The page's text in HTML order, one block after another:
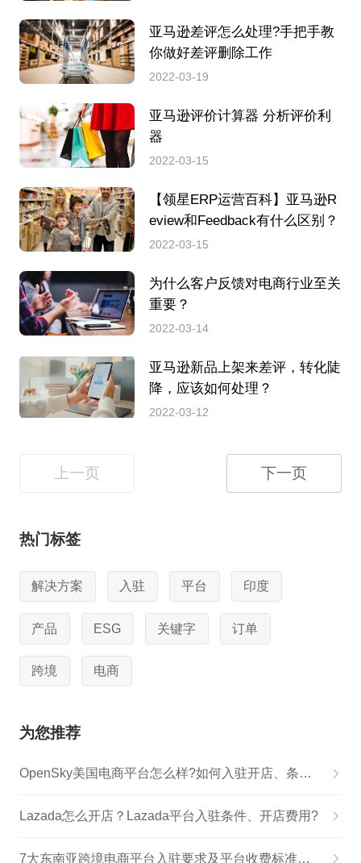
亚马逊差评怎么处理?手把手教
你做好差评删除工作
2022-03-19
亚马逊评价计算器 分析评价利
器
2022-03-15
【领星ERP运营百科】亚马逊R
eview和Feedback有什么区别？
2022-03-15
为什么客户反馈对电商行业至关
重要？
2022-03-14
亚马逊新品上架来差评，转化陡
降，应该如何处理？
2022-03-12
上一页 下一页
热门标签
解决方案 入驻 平台 印度
产品 ESG 关键字 订单
跨境 电商
为您推荐
OpenSky美国电商平台怎么样?如何入驻开店、条件、费用佣金
Lazada怎么开店？Lazada平台入驻条件、开店费用?
7大东南亚跨境电商平台入驻要求及平台收费标准对比